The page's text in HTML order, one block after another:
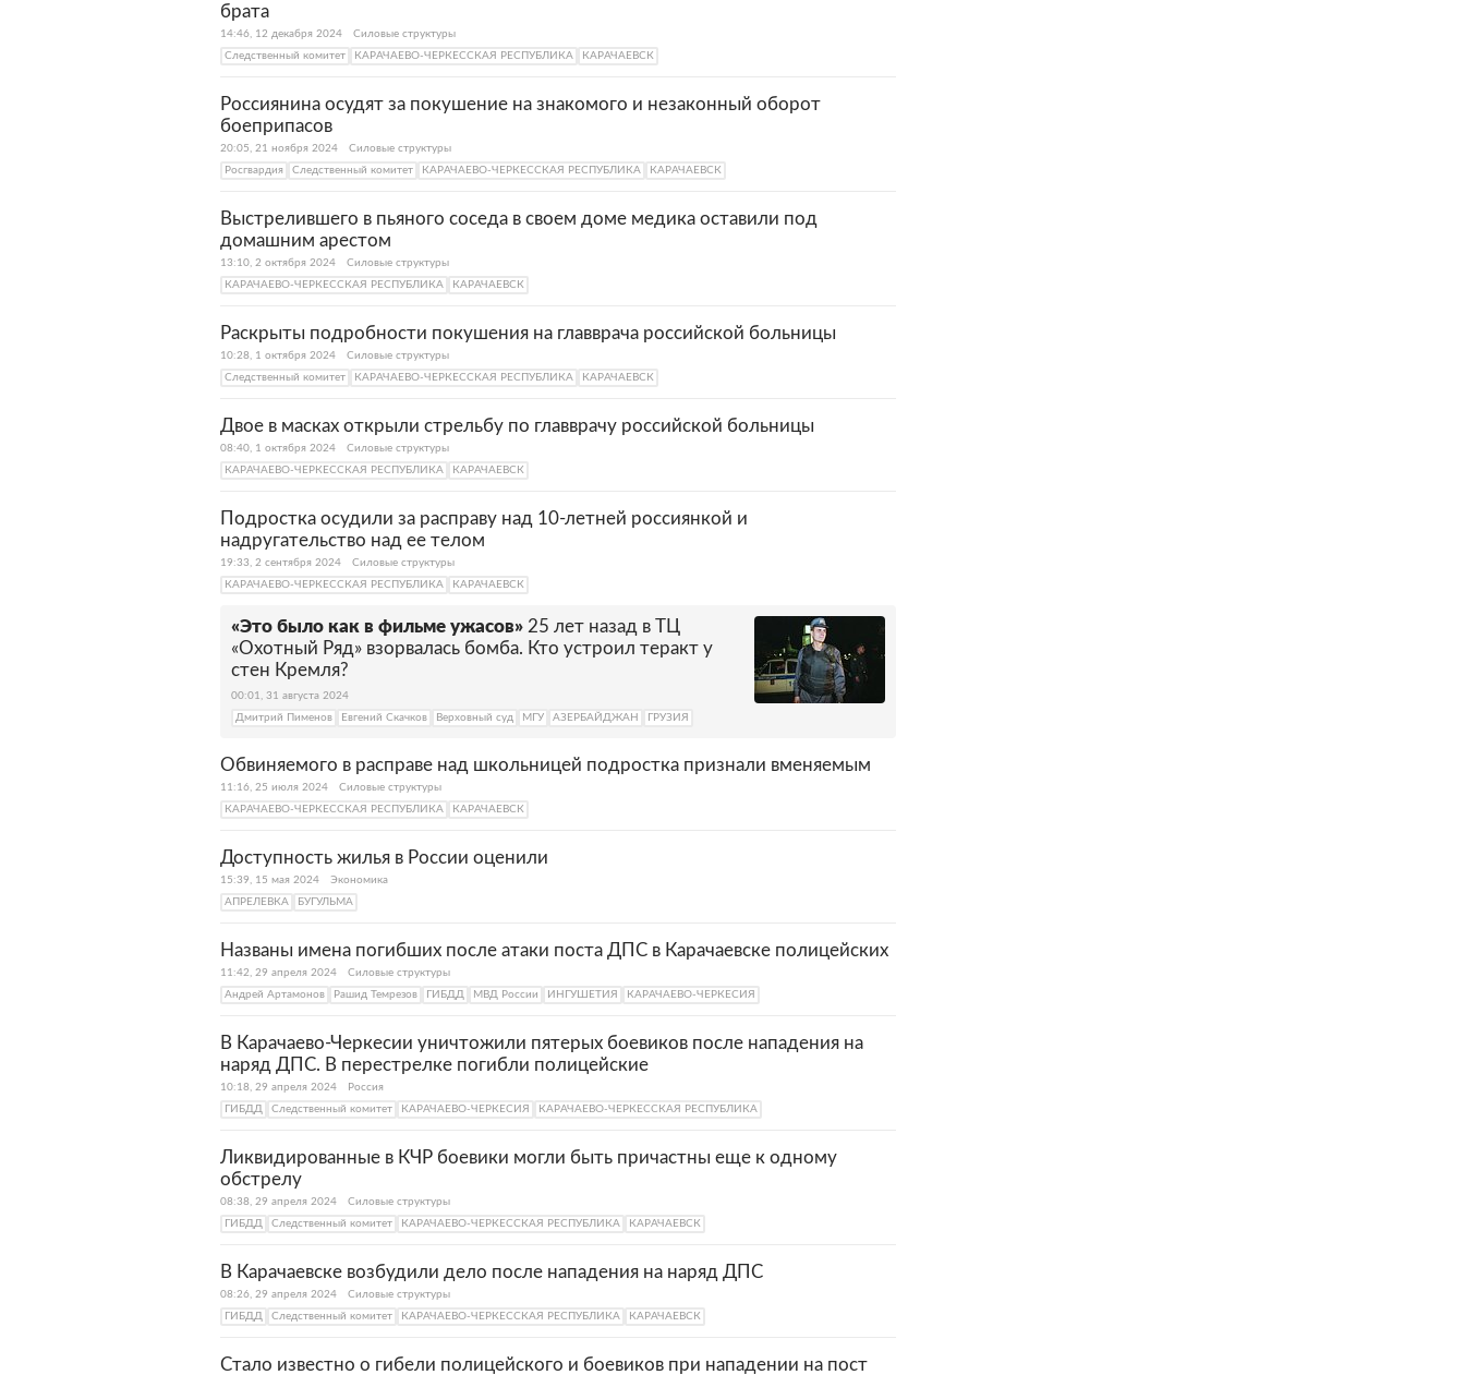
брата
14:46, 12 декабря 2024
Силовые структуры
Следственный комитет
КАРАЧАЕВО-ЧЕРКЕССКАЯ РЕСПУБЛИКА КАРАЧАЕВСК
Россиянина осудят за покушение на знакомого и незаконный оборот
боеприпасов
20:05, 21 ноября 2024
Силовые структуры
Росгвардия
Следственный комитет КАРАЧАЕВО-ЧЕРКЕССКАЯ РЕСПУБЛИКА КАРАЧАЕВСК
Выстрелившего в пьяного соседа в своем доме медика оставили под
домашним арестом
13:10, 2 октября 2024
Силовые структуры
КАРАЧАЕВО-ЧЕРКЕССКАЯ РЕСПУБЛИКА
КАРАЧАЕВСК
Раскрыты подробности покушения на главврача российской больницы
10:28, 1 октября 2024
Силовые структуры
Следственный комитет
КАРАЧАЕВО-ЧЕРКЕССКАЯ РЕСПУБЛИКА КАРАЧАЕВСК
Двое в масках открыли стрельбу по главврачу российской больницы
08:40, 1 октября 2024
Силовые структуры
КАРАЧАЕВО-ЧЕРКЕССКАЯ РЕСПУБЛИКА
КАРАЧАЕВСК
Подростка осудили за расправу над 10-летней россиянкой и
надругательство над ее телом
19:33, 2 сентября 2024
Силовые структуры
КАРАЧАЕВО-ЧЕРКЕССКАЯ РЕСПУБЛИКА
КАРАЧАЕВСК
«Это было как в фильме ужасов» 25 лет назад в ТЦ
«Охотный Ряд» взорвалась бомба. Кто устроил теракт у
стен Кремля?
00:01, 31 августа 2024
Дмитрий Пименов
Евгений Скачков Верховный суд МГУ АЗЕРБАЙДЖАН ГРУЗИЯ
Обвиняемого в расправе над школьницей подростка признали вменяемым
11:16, 25 июля 2024
Силовые структуры
КАРАЧАЕВО-ЧЕРКЕССКАЯ РЕСПУБЛИКА
КАРАЧАЕВСК
Доступность жилья в России оценили
15:39, 15 мая 2024
Экономика
АПРЕЛЕВКА
БУГУЛЬМА
Названы имена погибших после атаки поста ДПС в Карачаевске полицейских
11:42, 29 апреля 2024
Силовые структуры
Андрей Артамонов
Рашид Темрезов ГИБДД МВД России ИНГУШЕТИЯ КАРАЧАЕВО-ЧЕРКЕСИЯ
В Карачаево-Черкесии уничтожили пятерых боевиков после нападения на
наряд ДПС. В перестрелке погибли полицейские
10:18, 29 апреля 2024
Россия
ГИБДД
Следственный комитет КАРАЧАЕВО-ЧЕРКЕСИЯ КАРАЧАЕВО-ЧЕРКЕССКАЯ РЕСПУБЛИКА
Ликвидированные в КЧР боевики могли быть причастны еще к одному
обстрелу
08:38, 29 апреля 2024
Силовые структуры
ГИБДД
Следственный комитет КАРАЧАЕВО-ЧЕРКЕССКАЯ РЕСПУБЛИКА КАРАЧАЕВСК
В Карачаевске возбудили дело после нападения на наряд ДПС
08:26, 29 апреля 2024
Силовые структуры
ГИБДД
Следственный комитет КАРАЧАЕВО-ЧЕРКЕССКАЯ РЕСПУБЛИКА КАРАЧАЕВСК
Стало известно о гибели полицейского и боевиков при нападении на пост